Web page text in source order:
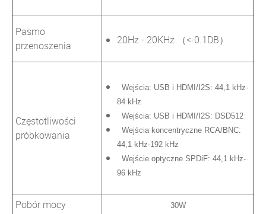
Pasmo
przenoszenia
20Hz - 20KHz （<-0.1DB）
Częstotliwości
próbkowania
Wejścia: USB i HDMI/I2S: 44,1 kHz-
84 kHz
Wejścia: USB i HDMI/I2S: DSD512
Wejścia koncentryczne RCA/BNC:
44,1 kHz-192 kHz
Wejście optyczne SPDiF: 44,1 kHz-
96 kHz
Pobór mocy 30W